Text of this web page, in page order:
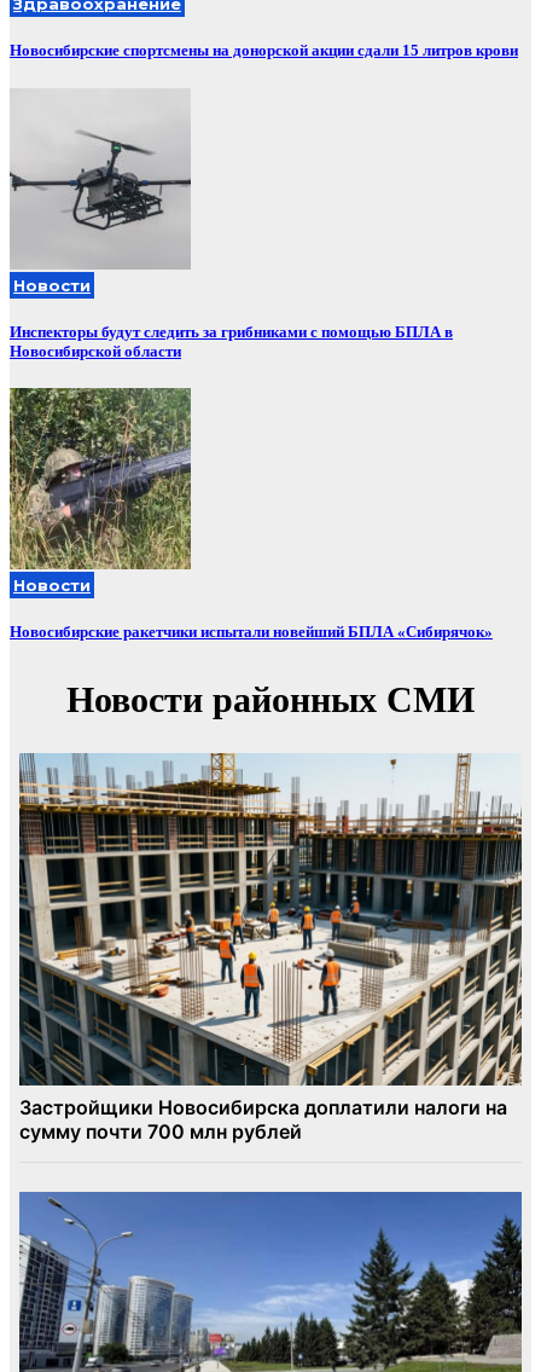
Новосибирские спортсмены на донорской акции сдали 15 литров крови
Новости
Инспекторы будут следить за грибниками с помощью БПЛА в
Новосибирской области
Новости
Новосибирские ракетчики испытали новейший БПЛА «Сибирячок»